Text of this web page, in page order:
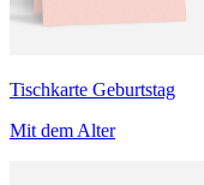
Tischkarte Geburtstag
Mit dem Alter